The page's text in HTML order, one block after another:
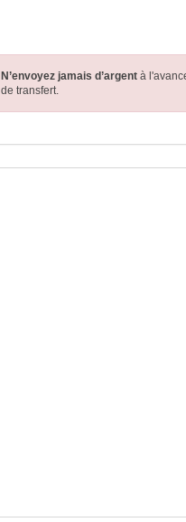
N’envoyez jamais d’argent à
de transfert.